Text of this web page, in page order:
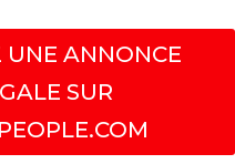
UNE ANNONCE
SUR